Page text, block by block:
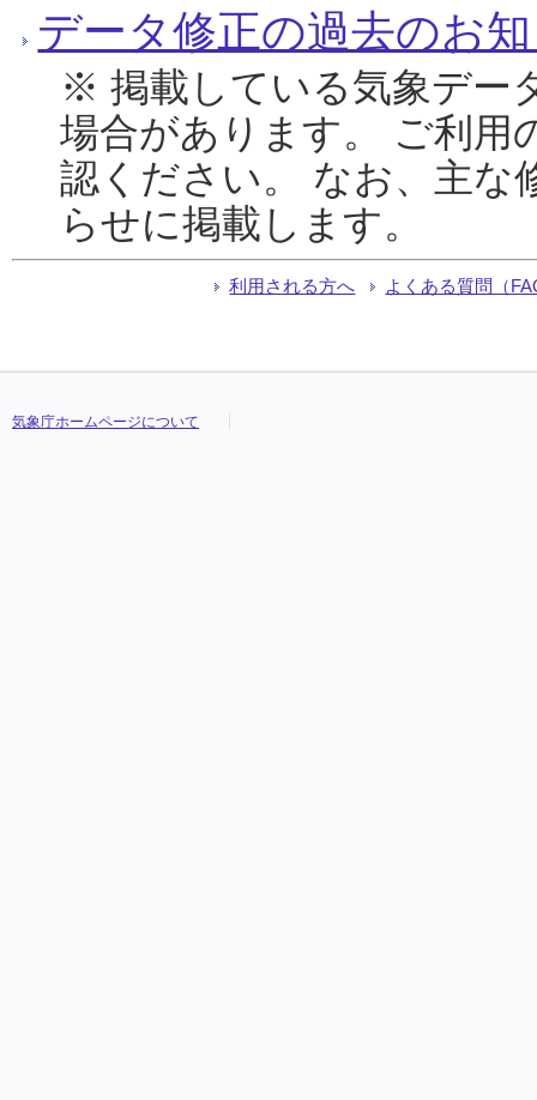
データ修正の過去のお
※ 掲載している気象デー
場合があります。 ご利用
認ください。 なお、主な
らせに掲載します。
利用される方へ よくある質問（
気象庁ホームページについて